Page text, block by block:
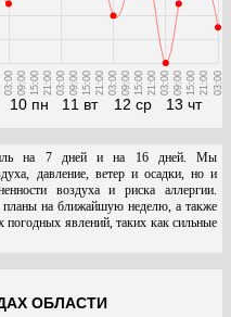
10 пн
03:00 09:00 15:00 21:00
11 вт
03:00 09:00 15:00 21:00
12 ср
03:00 09:00 15:00 21:00
13 чт
03:00 09:00 15:00 21:00 03:00
на 7 дней и на 16 дней. Мы
давление, ветер и осадки, но и
воздуха и риска аллергии.
на ближайшую неделю, а также
погодных явлений, таких как сильные
ОБЛАСТИ